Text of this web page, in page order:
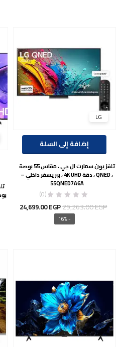
LG
إضافة إلى السلة
تلفزيون سمارت ال جي ، مقاس 55 بوصة
، QNED ، دقة 4K UHD ، ببريسفر داخلي –
55QNED7A6A
(0)
29,263.00EGP
السعر
الأصلي
24,699.00EGP
السعر
- 16%